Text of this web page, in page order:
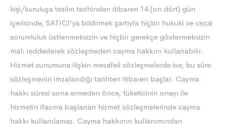
kişi/kuruluşa teslim tarihinden itibaren 14 (on dört) gün
içerisinde, SATICI’ya bildirmek şartıyla hiçbir hukuki ve cezai
sorumluluk üstlenmeksizin ve hiçbir gerekçe göstermeksizin
malı reddederek sözleşmeden cayma hakkını kullanabilir.
Hizmet sunumuna ilişkin mesafeli sözleşmelerde ise, bu süre
sözleşmenin imzalandığı tarihten itibaren başlar. Cayma
hakkı süresi sona ermeden önce, tüketicinin onayı ile
hizmetin ifasına başlanan hizmet sözleşmelerinde cayma
hakkı kullanılamaz. Cayma hakkının kullanımından